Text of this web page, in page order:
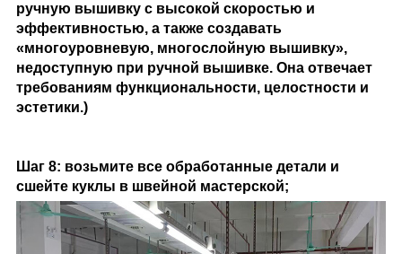
ручную вышивку с высокой скоростью и
эффективностью, а также создавать
«многоуровневую, многослойную вышивку»,
недоступную при ручной вышивке. Она отвечает
требованиям функциональности, целостности и
эстетики.)
Шаг 8: возьмите все обработанные детали и
сшейте куклы в швейной мастерской;